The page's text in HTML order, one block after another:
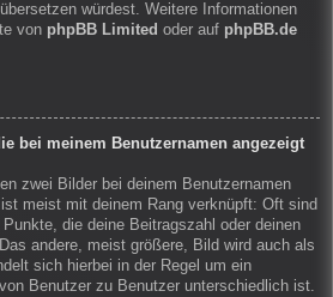
würdest. Weitere Informationen
von phpBB Limited oder auf phpBB.de
bei meinem Benutzernamen angezeigt
zwei Bilder bei deinem Benutzernamen
meist mit deinem Rang verknüpft: Oft sind
die deine Beitragszahl oder deinen
andere, meist größere, Bild wird auch als
sich hierbei in der Regel um ein
Benutzer zu Benutzer unterschiedlich ist.